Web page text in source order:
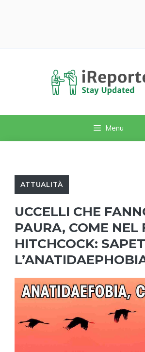
Menu
ATTUALITÀ
UCCELLI CHE
PAURA, COME NEL
HITCHCOCK: